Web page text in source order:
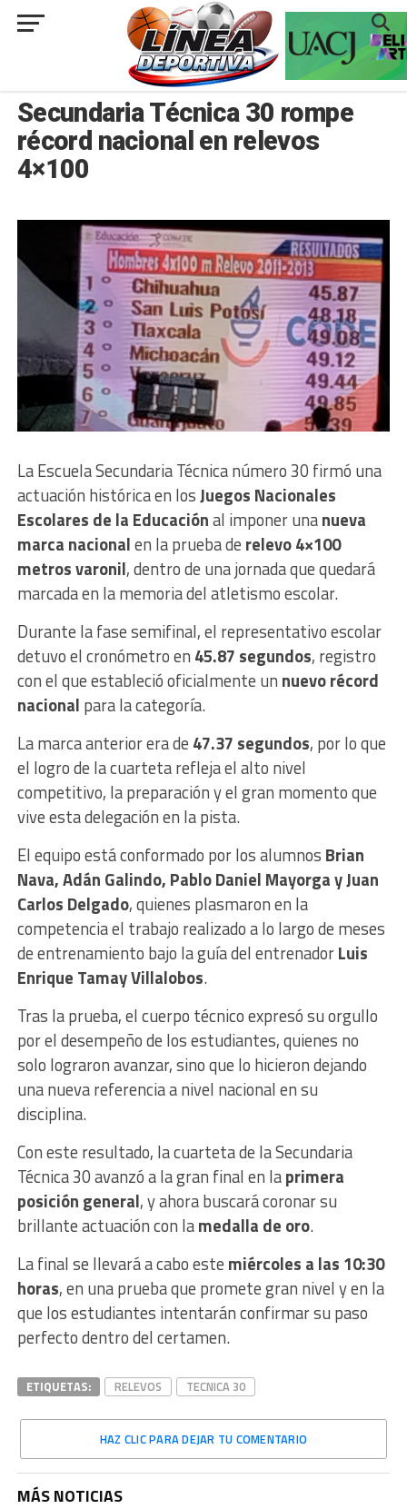
###
Secundaria Técnica 30 rompe
récord nacional en relevos
4×100
La Escuela Secundaria Técnica número 30 firmó una
actuación histórica en losJuegos Nacionales
Escolares de la Educaciónal imponer unanueva
marca nacionalen la prueba de relevo 4×100
metros varonil, dentro de una jornada que quedará
marcada en la memoria del atletismo escolar.
Durante la fase semifinal, el representativo escolar
detuvo el cronómetro en 45.87 segundos, registro
con el que estableció oficialmente un nuevo récord
nacional para la categoría.
La marca anterior era de 47.37 segundos, por lo que
el logro de la cuarteta refleja el alto nivel
competitivo, la preparación y el gran momento que
vive esta delegación en la pista.
El equipo está conformado por los alumnos Brian
Nava, Adán Galindo, Pablo Daniel Mayorga y Juan
Carlos Delgado, quienes plasmaron en la
competencia el trabajo realizado a lo largo de meses
de entrenamiento bajo la guía del entrenadorLuis
Enrique Tamay Villalobos.
Tras la prueba, el cuerpo técnico expresó su orgullo
por el desempeño de los estudiantes, quienes no
solo lograron avanzar, sino que lo hicieron dejando
una nueva referencia a nivel nacional en su
disciplina.
Con este resultado, la cuarteta de la Secundaria
Técnica 30 avanzó a la gran final en laprimera
posición general, y ahora buscará coronar su
brillante actuación con lamedalla de oro.
La final se llevará a cabo este miércoles a las 10:30
horas, en una prueba que promete gran nivel y en la
que los estudiantes intentarán confirmar su paso
perfecto dentro del certamen.
ETIQUETAS: RELEVOS TECNICA 30
HAZ CLIC PARA DEJAR TU COMENTARIO
MÁS NOTICIAS